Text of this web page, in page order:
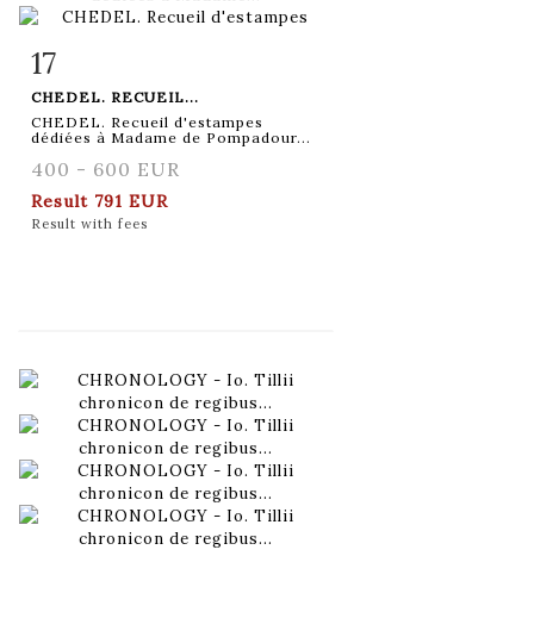
17
CHEDEL. RECUEIL...
CHEDEL. Recueil d'estampes
dédiées à Madame de Pompadour...
400 - 600 EUR
Result 791 EUR
Result with fees